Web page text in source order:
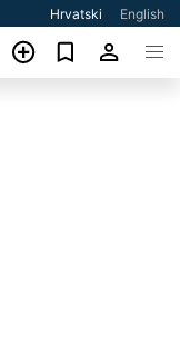
Hrvatski English